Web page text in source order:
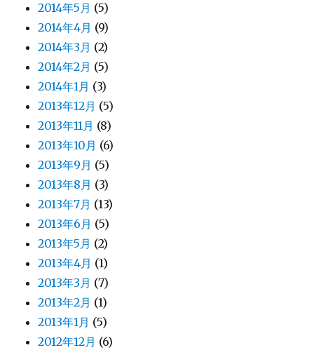
2014年5月 (5)
2014年4月 (9)
2014年3月 (2)
2014年2月 (5)
2014年1月 (3)
2013年12月 (5)
2013年11月 (8)
2013年10月 (6)
2013年9月 (5)
2013年8月 (3)
2013年7月 (13)
2013年6月 (5)
2013年5月 (2)
2013年4月 (1)
2013年3月 (7)
2013年2月 (1)
2013年1月 (5)
2012年12月 (6)